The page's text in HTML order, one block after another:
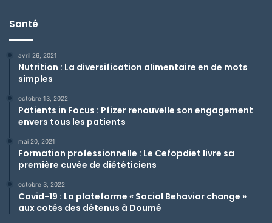
Santé
avril 26, 2021
Nutrition : La diversification alimentaire en de mots
simples
octobre 13, 2022
Patients in Focus : Pfizer renouvelle son engagement
envers tous les patients
mai 20, 2021
Formation professionnelle : Le Cefopdiet livre sa
première cuvée de diététiciens
octobre 3, 2022
Covid-19 : La plateforme « Social Behavior change »
aux cotés des détenus à Doumé